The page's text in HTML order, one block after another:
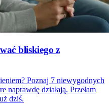
bliskiego z
Poznaj 7 niewygodnych
naprawdę działają. Przełam
dziś.